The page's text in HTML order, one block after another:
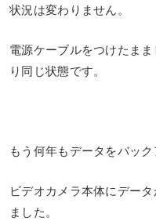
状況は変わりません。
電源ケーブルをつけたま
り同じ状態です。
もう何年もデータをバッ
ビデオカメラ本体にデー
ました。